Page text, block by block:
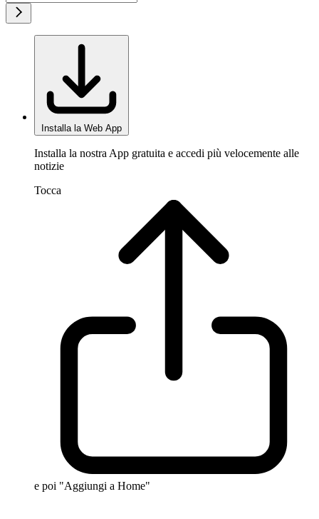
Installa la Web App
Installa la nostra App gratuita e accedi più velocemente alle
notizie
Tocca
e poi "Aggiungi a Home"